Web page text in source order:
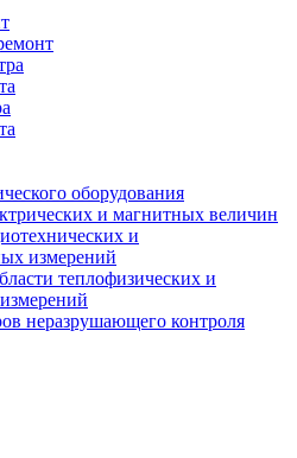
оборудования
и магнитных величин
и
измерений
теплофизических и
неразрушающего контроля